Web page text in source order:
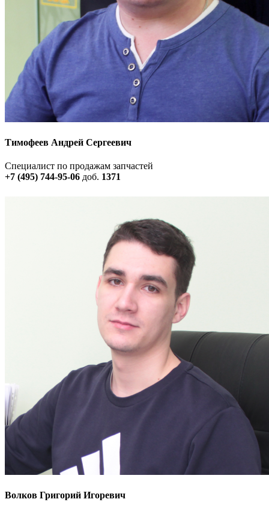
Тимофеев Андрей Сергеевич
Специалист по продажам запчастей
+7 (495) 744-95-06 доб. 1371
Волков Григорий Игоревич